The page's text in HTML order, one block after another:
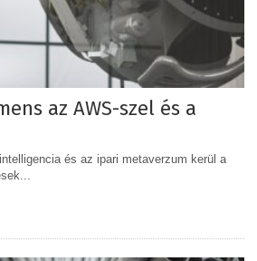
az AWS-szel és a
és az ipari metaverzum kerül a